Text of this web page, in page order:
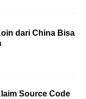
dari China Bisa
Source Code